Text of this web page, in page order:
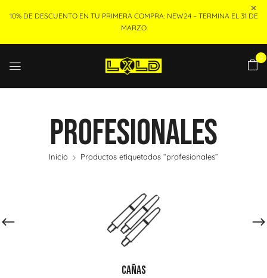
10% DE DESCUENTO EN TU PRIMERA COMPRA: NEW24 – TERMINA EL 31 DE
MARZO
0
Profesionales
Inicio Productos etiquetados “profesionales”
CAÑAS